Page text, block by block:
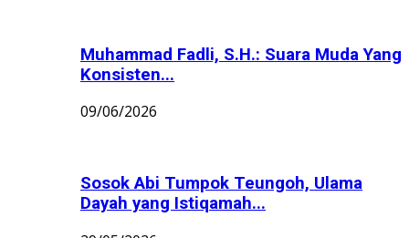
Muhammad Fadli, S.H.: Suara Muda Yang
Konsisten...
09/06/2026
Sosok Abi Tumpok Teungoh, Ulama
Dayah yang Istiqamah...